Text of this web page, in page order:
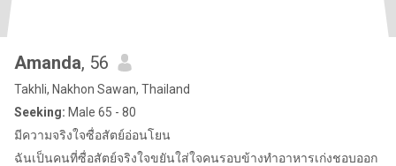
Amanda, 56
Takhli, Nakhon Sawan, Thailand
Seeking: Male 65 - 80
มีความจริงใจซื่อสัตย์อ่อนโยน
ฉันเป็นคนที่ซื่อสัตย์จริงใจขยันใส่ใจคนรอบข้างทำอาหารเก่งชอบออก